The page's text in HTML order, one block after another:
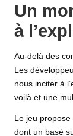
Un
à
Au-delà des
Les
nous inciter à
voilà et une
Le jeu
dont un basé